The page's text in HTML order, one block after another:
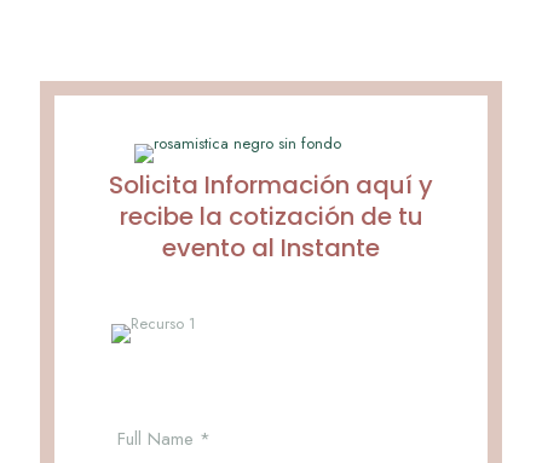
Solicita Información aquí y
recibe la cotización de tu
evento al Instante